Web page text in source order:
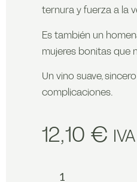
ternura y fuerza a la
Es también un
mujeres bonitas que
Un vino suave,
complicaciones.
12,10 €